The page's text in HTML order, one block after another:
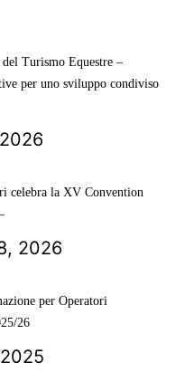
Turismo Equestre –
per uno sviluppo condiviso
celebra la XV Convention
2026
per Operatori
26